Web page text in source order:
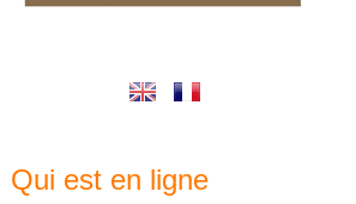
Qui est en ligne